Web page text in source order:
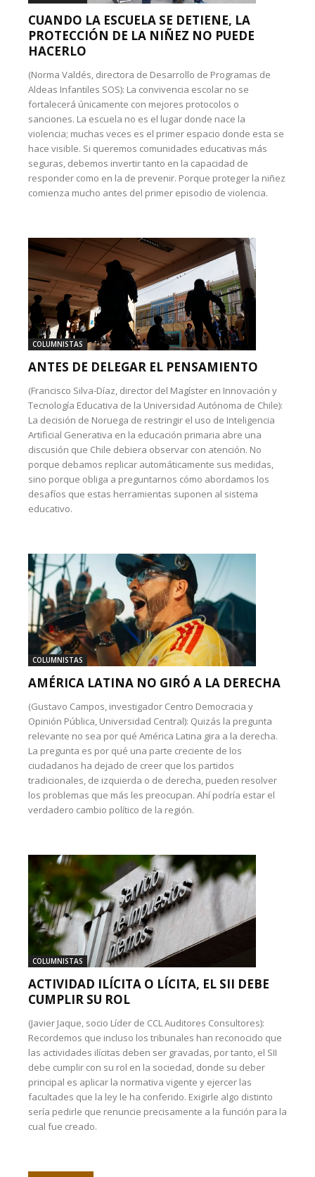
CUANDO LA ESCUELA SE DETIENE, LA
PROTECCIÓN DE LA NIÑEZ NO PUEDE
HACERLO
(Norma Valdés, directora de Desarrollo de Programas de
Aldeas Infantiles SOS): La convivencia escolar no se
fortalecerá únicamente con mejores protocolos o
sanciones. La escuela no es el lugar donde nace la
violencia; muchas veces es el primer espacio donde esta se
hace visible. Si queremos comunidades educativas más
seguras, debemos invertir tanto en la capacidad de
responder como en la de prevenir. Porque proteger la niñez
comienza mucho antes del primer episodio de violencia.
COLUMNISTAS
ANTES DE DELEGAR EL PENSAMIENTO
(Francisco Silva-Díaz, director del Magíster en Innovación y
Tecnología Educativa de la Universidad Autónoma de Chile):
La decisión de Noruega de restringir el uso de Inteligencia
Artificial Generativa en la educación primaria abre una
discusión que Chile debiera observar con atención. No
porque debamos replicar automáticamente sus medidas,
sino porque obliga a preguntarnos cómo abordamos los
desafíos que estas herramientas suponen al sistema
educativo.
COLUMNISTAS
AMÉRICA LATINA NO GIRÓ A LA DERECHA
(Gustavo Campos, investigador Centro Democracia y
Opinión Pública, Universidad Central): Quizás la pregunta
relevante no sea por qué América Latina gira a la derecha.
La pregunta es por qué una parte creciente de los
ciudadanos ha dejado de creer que los partidos
tradicionales, de izquierda o de derecha, pueden resolver
los problemas que más les preocupan. Ahí podría estar el
verdadero cambio político de la región.
COLUMNISTAS
ACTIVIDAD ILÍCITA O LÍCITA, EL SII DEBE
CUMPLIR SU ROL
(Javier Jaque, socio Líder de CCL Auditores Consultores):
Recordemos que incluso los tribunales han reconocido que
las actividades ilícitas deben ser gravadas, por tanto, el SII
debe cumplir con su rol en la sociedad, donde su deber
principal es aplicar la normativa vigente y ejercer las
facultades que la ley le ha conferido. Exigirle algo distinto
sería pedirle que renuncie precisamente a la función para la
cual fue creado.